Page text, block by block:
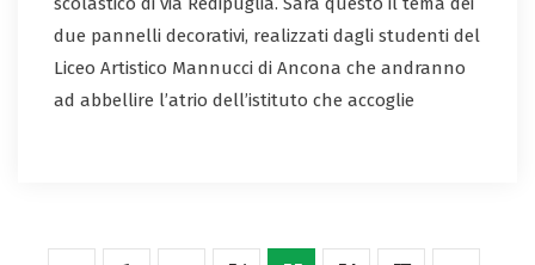
due pannelli decorativi, realizzati dagli studenti del
Liceo Artistico Mannucci di Ancona che andranno
ad abbellire l’atrio dell’istituto che accoglie